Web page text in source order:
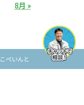
8月 »
ぺいんと